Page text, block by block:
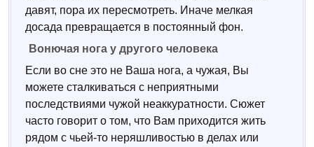
давят, пора их пересмотреть. Иначе мелкая
досада превращается в постоянный фон.
Вонючая нога у другого человека
Если во сне это не Ваша нога, а чужая, Вы
можете сталкиваться с неприятными
последствиями чужой неаккуратности. Сюжет
часто говорит о том, что Вам приходится жить
рядом с чьей-то неряшливостью в делах или